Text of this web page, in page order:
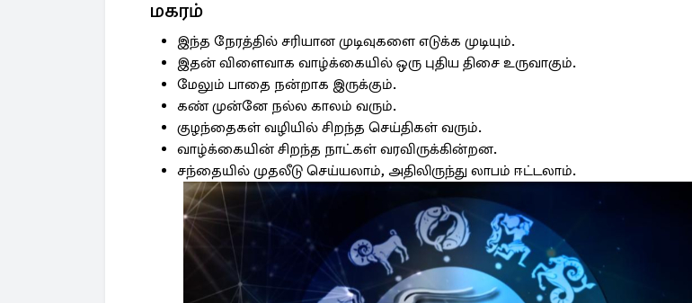
மகரம்
இந்த நேரத்தில் சரியான முடிவுகளை எடுக்க முடியும்.
இதன் விளைவாக வாழ்க்கையில் ஒரு புதிய திசை உருவாகும்.
மேலும் பாதை நன்றாக இருக்கும்.
கண் முன்னே நல்ல காலம் வரும்.
குழந்தைகள் வழியில் சிறந்த செய்திகள் வரும்.
வாழ்க்கையின் சிறந்த நாட்கள் வரவிருக்கின்றன.
சந்தையில் முதலீடு செய்யலாம், அதிலிருந்து லாபம் ஈட்டலாம்.